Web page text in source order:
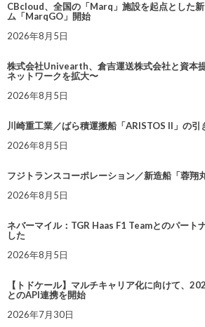
CBcloud、全国の「Marq」施設を起点とした
ム「MarqGO」開始
2026年8月5日
株式会社Univearth、倉吉運送株式会社と資本
ネットワークを拡大〜
2026年8月5日
川崎重工業／ばら積運搬船「ARISTOS II」の引
2026年8月5日
フジトランスコーポレーション／新造船「蓉翔
2026年8月5日
ネバーマイル：TGR Haas F1 Teamとのパート
した
2026年8月5日
【トドケール】マルチキャリア化に向けて、
とのAPI連携を開始
2026年7月30日